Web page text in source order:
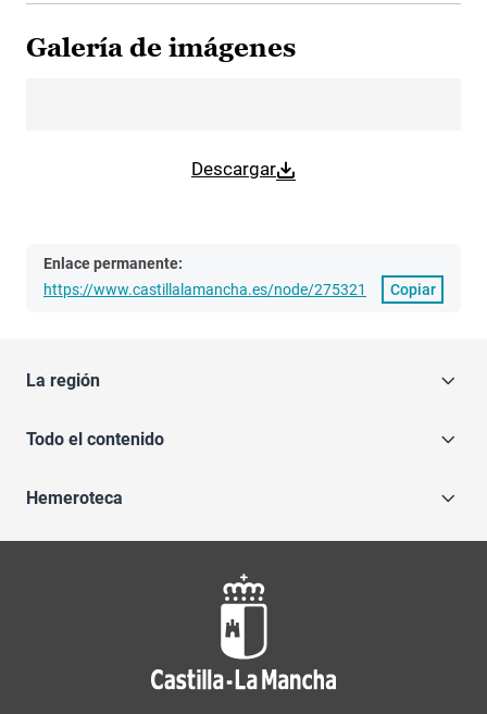
Galería de imágenes
Descargar
Enlace permanente:
https://www.castillalamancha.es/node/275321
Copiar
La región
Todo el contenido
Hemeroteca